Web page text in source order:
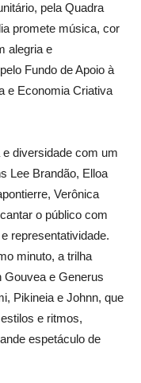
pela Quadra
promete música, cor
alegria e
Fundo de Apoio à
e Economia Criativa
diversidade com um
Lee Brandão, Elloa
Verônica
o público com
representatividade.
minuto, a trilha
e Generus
Pikineia e Johnn, que
e ritmos,
espetáculo de